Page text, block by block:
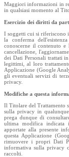
Maggiori informazioni in
in qualsiasi momento al
Esercizio dei diritti da
I soggetti cui si riferiscono
la conferma
conoscerne il contenuto e
cancellazione,
dei Dati Personali trattati
legittimi, al loro
Applicazione (Google
gli eventuali servizi di
privacy.
Modifiche a questa
Il Titolare del Trattamento
sulla privacy in
prega dunque di
ultima modifica indicata
apportate alla presente
questa Applicazione
rimuovere i propri Dati
informativa sulla privacy
raccolti.